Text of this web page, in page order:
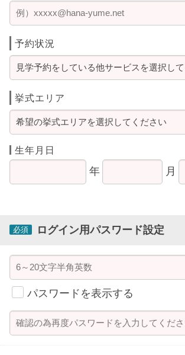
予約状況
挙式エリア
生年月日
年 月
必須 ログイン用パスワード設定
パスワードを表示する